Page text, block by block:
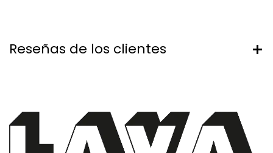
Reseñas de los clientes